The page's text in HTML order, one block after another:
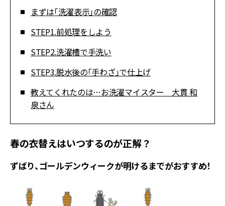
まずは「洗濯表示」の確認
STEP1.前処理をしよう
STEP2.洗濯槽で手洗い
STEP3.脱水後の「手わざ」で仕上げ
教えてくれたのは…お洗濯マイスター 大貫 和
泉さん
春の衣替えはいつするのが正解？
ずばり、ゴールデンウィークが明けるまでがおすすめ！